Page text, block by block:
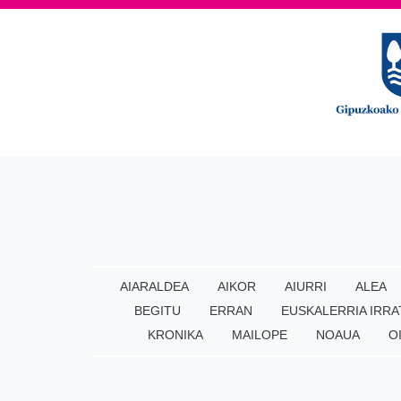
AIARALDEA AIKOR AIURRI ALEA
BEGITU
ERRAN EUSKALERRIA
KRONIKA
MAILOPE NOAUA